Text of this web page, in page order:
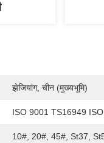
झेजियांग, चीन (मुख्यभूमि)
ISO 9001 TS16949
10#, 20#, 45#, St37,